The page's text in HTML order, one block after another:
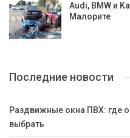
Аudi, BMW и
Малорите
Последние новости
Раздвижные окна ПВХ: где
выбрать